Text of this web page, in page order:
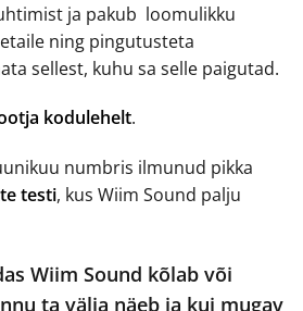
ja pakub loomulikku
ning pingutusteta
sellest, kuhu sa selle paigutad.
kodulehelt.
numbris ilmunud pikka
testi, kus Wiim Sound palju
Wiim Sound kõlab või
ta välja näeb ja kui mugav